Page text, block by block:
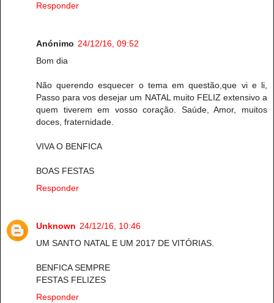
Responder
Anónimo 24/12/16, 09:52
Bom dia
Não querendo esquecer o tema em questão,que vi e li,
Passo para vos desejar um NATAL muito FELIZ extensivo a
quem tiverem em vosso coração. Saúde, Amor, muitos
doces, fraternidade.
VIVA O BENFICA
BOAS FESTAS
Responder
Unknown 24/12/16, 10:46
UM SANTO NATAL E UM 2017 DE VITÓRIAS.
BENFICA SEMPRE
FESTAS FELIZES
Responder